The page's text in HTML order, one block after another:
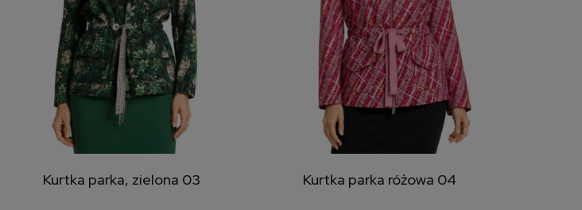
dodaj do koszyka
Kurtka parka, zielona 03 dodaj do koszyka
Kurtka parka różowa 04